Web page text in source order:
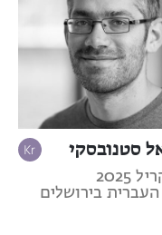
סטנובסקי
2025
בירושלים